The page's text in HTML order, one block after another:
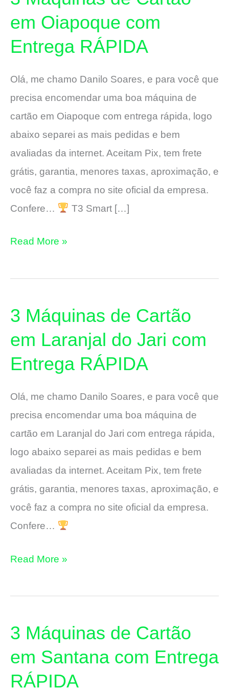
em Oiapoque com
Entrega RÁPIDA
Olá, me chamo Danilo Soares, e para você que
precisa encomendar uma boa máquina de
cartão em Oiapoque com entrega rápida, logo
abaixo separei as mais pedidas e bem
avaliadas da internet. Aceitam Pix, tem frete
grátis, garantia, menores taxas, aproximação, e
você faz a compra no site oficial da empresa.
Confere…
T3 Smart […]
3
de
em
Oiapoque
Entrega
Read More »
3 Máquinas de Cartão
em Laranjal do Jari com
Entrega RÁPIDA
Olá, me chamo Danilo Soares, e para você que
precisa encomendar uma boa máquina de
cartão em Laranjal do Jari com entrega rápida,
logo abaixo separei as mais pedidas e bem
avaliadas da internet. Aceitam Pix, tem frete
grátis, garantia, menores taxas, aproximação, e
você faz a compra no site oficial da empresa.
Confere…
3
de
em
Laranjal
Read More »
3 Máquinas de Cartão
em Santana com Entrega
RÁPIDA